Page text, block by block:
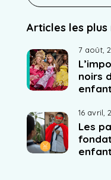
Articles les
7 août,
noirs
16 avril,
Les